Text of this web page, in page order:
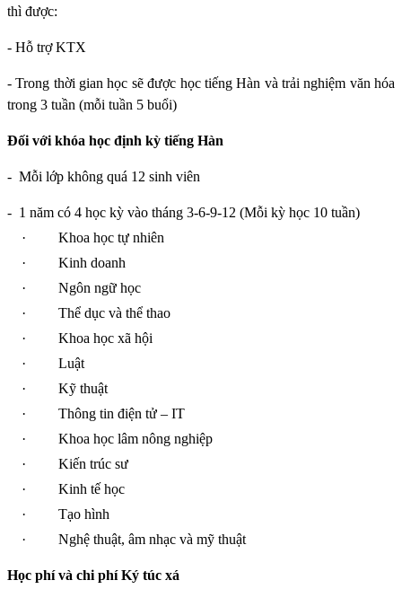
thì được:
- Hỗ trợ KTX
- Trong thời gian học sẽ được học tiếng Hàn và trải nghiệm văn hóa
trong 3 tuần (mỗi tuần 5 buổi)
Đối với khóa học định kỳ tiếng Hàn
- Mỗi lớp không quá 12 sinh viên
- 1 năm có 4 học kỳ vào tháng 3-6-9-12 (Mỗi kỳ học 10 tuần)
·
Khoa học tự nhiên
·
Kinh doanh
·
Ngôn ngữ học
·
Thể dục và thể thao
·
Khoa học xã hội
·
Luật
·
Kỹ thuật
·
Thông tin điện tử – IT
·
Khoa học lâm nông nghiệp
·
Kiến trúc sư
·
Kinh tế học
·
Tạo hình
·
Nghệ thuật, âm nhạc và mỹ thuật
Học phí và chi phí Ký túc xá